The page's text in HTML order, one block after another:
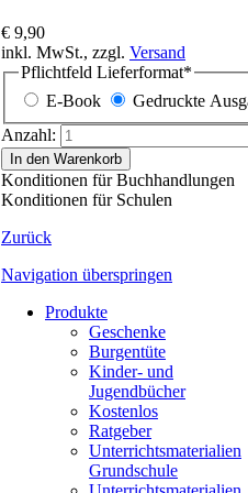
€ 9,90
inkl. MwSt., zzgl. Versand
Pflichtfeld Lieferformat*
E-Book
Gedruckte
Anzahl:
In den Warenkorb
Konditionen für Buchhandlungen
Konditionen für Schulen
Zurück
Navigation überspringen
Produkte
Geschenke
Burgentüte
Kinder- und
Jugendbücher
Kostenlos
Ratgeber
Unterrichtsmaterialien
Grundschule